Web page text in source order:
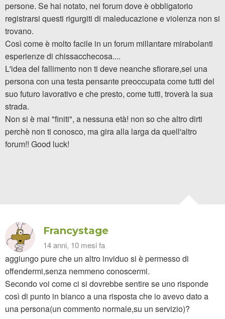
persone. Se hai notato, nei forum dove è obbligatorio
registrarsi questi rigurgiti di maleducazione e violenza non si
trovano.
Così come è molto facile in un forum millantare mirabolanti
esperienze di chissacchecosa....
L'idea del fallimento non ti deve neanche sfiorare,sei una
persona con una testa pensante preoccupata come tutti del
suo futuro lavorativo e che presto, come tutti, troverà la sua
strada.
Non si è mai "finiti", a nessuna età! non so che altro dirti
perchè non ti conosco, ma gira alla larga da quell'altro
forum!! Good luck!
Francystage
14 anni, 10 mesi fa
aggiungo pure che un altro inviduo si è permesso di
offendermi,senza nemmeno conoscermi.
Secondo voi come ci si dovrebbe sentire se uno risponde
così di punto in bianco a una risposta che io avevo dato a
una persona(un commento normale,su un servizio)?